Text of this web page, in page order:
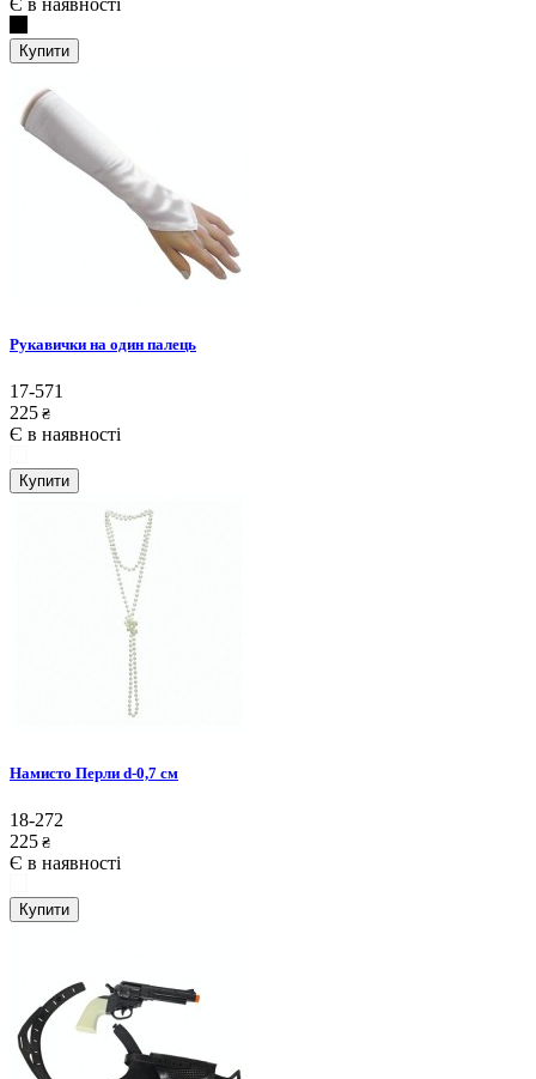
Є в наявності
Купити
Рукавички на один палець
17-571
225 ₴
Є в наявності
Купити
Намисто Перли d-0,7 см
18-272
225 ₴
Є в наявності
Купити